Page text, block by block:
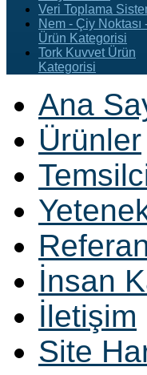
Veri Toplama
Nem - Çiy Noktası
Ürün Kategorisi
Tork Kuvvet Ürün
Kategorisi
Ana
Ürünler
İnsan
İletişim
Site